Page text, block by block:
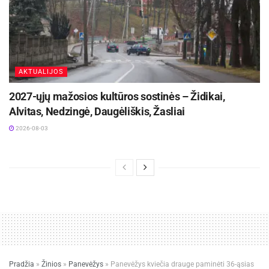
Šauliai dronistai Ievos Eimutytės-Mikelkevičienės nuotr.
Stiprina visuotinės gynybos modelį
centru, buriančiu pačius geriausius bepiločių
orlaivių profesionalus.
AKTUALIJOS
2027-ųjų mažosios kultūros sostinės – Židikai,
Alvitas, Nedzingė, Daugėliškis, Žasliai
2026-08-03
Pradžia » Žinios » Panevėžys » Panevėžys kviečia drauge paminėti 36-ąsias